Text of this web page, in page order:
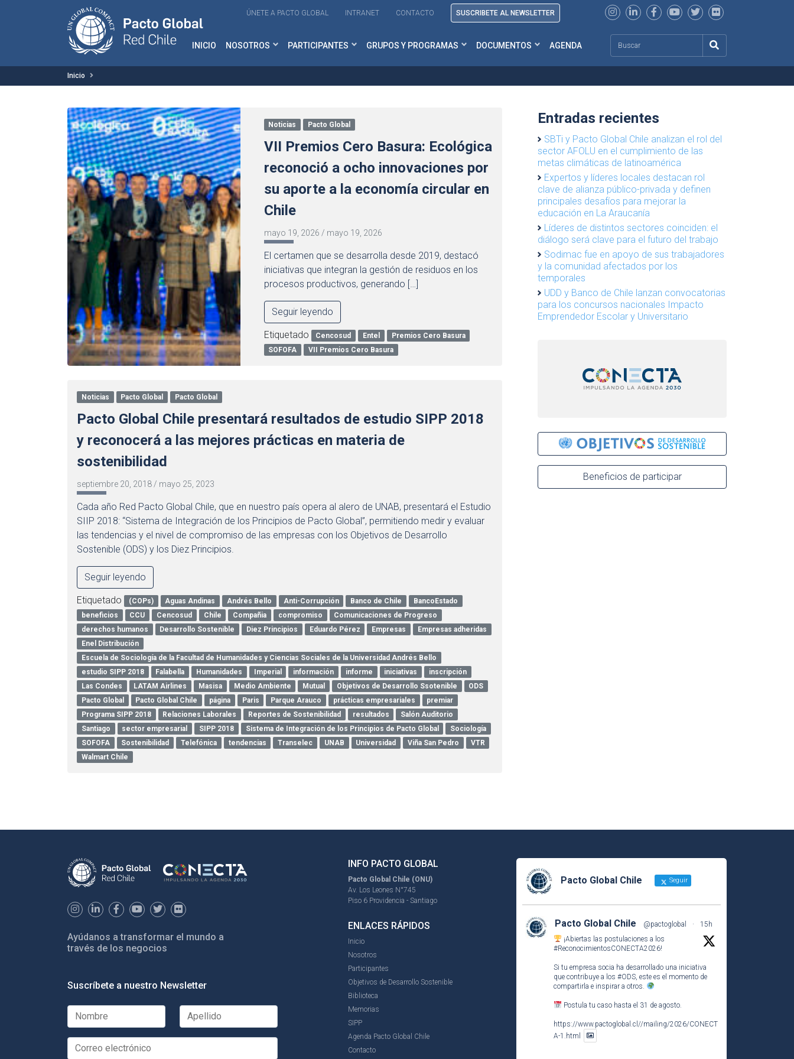
ÚNETE A PACTO GLOBAL INTRANET CONTACTO SUSCRIBETE AL NEWSLETTER
INICIO NOSOTROS PARTICIPANTES GRUPOS Y PROGRAMAS DOCUMENTOS AGENDA
Inicio
Noticias Pacto Global
VII Premios Cero Basura: Ecológica
reconoció a ocho innovaciones por
su aporte a la economía circular en
Chile
mayo 19, 2026 / mayo 19, 2026
El certamen que se desarrolla desde 2019, destacó
iniciativas que integran la gestión de residuos en los
procesos productivos, generando […]
Seguir leyendo
Etiquetado Cencosud Entel
Premios Cero Basura
SOFOFA
VII Premios Cero Basura
Noticias Pacto Global Pacto Global
Pacto Global Chile presentará resultados de estudio SIPP 2018
y reconocerá a las mejores prácticas en materia de
sostenibilidad
septiembre 20, 2018 / mayo 25, 2023
Cada año Red Pacto Global Chile, que en nuestro país opera al alero de UNAB, presentará el Estudio
SIIP 2018: “Sistema de Integración de los Principios de Pacto Global”, permitiendo medir y evaluar
las tendencias y el nivel de compromiso de las empresas con los Objetivos de Desarrollo
Sostenible (ODS) y los Diez Principios.
Seguir leyendo
Etiquetado (COPs) Aguas Andinas Andrés Bello Anti-Corrupción Banco de Chile
BancoEstado
beneficios
CCU Cencosud Chile Compañia compromiso
Comunicaciones de Progreso
derechos humanos
Desarrollo Sostenible Diez Principios Eduardo Pérez Empresas
Empresas adheridas
Enel Distribución
Escuela de Sociología de la Facultad de Humanidades y Ciencias Sociales de la Universidad Andrés Bello
estudio SIPP 2018
Falabella Humanidades Imperial información informe iniciativas
inscripción
Las Condes
LATAM Airlines Masisa Medio Ambiente Mutual Objetivos de Desarrollo Ssotenible
ODS
Pacto Global
Pacto Global Chile página Paris Parque Arauco prácticas empresariales
premiar
Programa SIPP 2018
Relaciones Laborales Reportes de Sostenibilidad resultados
Salón Auditorio
Santiago
sector empresarial SIPP 2018 Sistema de Integración de los Principios de Pacto Global
Sociología
SOFOFA
Sostenibilidad Telefónica tendencias Transelec UNAB Universidad Viña San Pedro
VTR
Walmart Chile
Entradas recientes
SBTi y Pacto Global Chile analizan el rol del
sector AFOLU en el cumplimiento de las
metas climáticas de latinoamérica
Expertos y líderes locales destacan rol
clave de alianza público-privada y definen
principales desafíos para mejorar la
educación en La Araucanía
Líderes de distintos sectores coinciden: el
diálogo será clave para el futuro del trabajo
Sodimac fue en apoyo de sus trabajadores
y la comunidad afectados por los
temporales
UDD y Banco de Chile lanzan convocatorias
para los concursos nacionales Impacto
Emprendedor Escolar y Universitario
Beneficios de participar
Ayúdanos a transformar el mundo a
través de los negocios
Suscríbete a nuestro Newsletter
INFO PACTO GLOBAL
Pacto Global Chile (ONU)
Av. Los Leones N°745
Piso 6 Providencia - Santiago
ENLACES RÁPIDOS
Inicio
Nosotros
Participantes
Objetivos de Desarrollo Sostenible
Biblioteca
Memorias
SIPP
Agenda Pacto Global Chile
Contacto
Pacto Global Chile Seguir
Pacto Global Chile @pactoglobal ·
15h
¡Abiertas las postulaciones a los
#ReconocimientosCONECTA2026!
Si tu empresa socia ha desarrollado una iniciativa
que contribuye a los #ODS, este es el momento de
compartirla e inspirar a otros.
Postula tu caso hasta el 31 de agosto.
https://www.pactoglobal.cl//mailing/2026/CONECT
A-1.html